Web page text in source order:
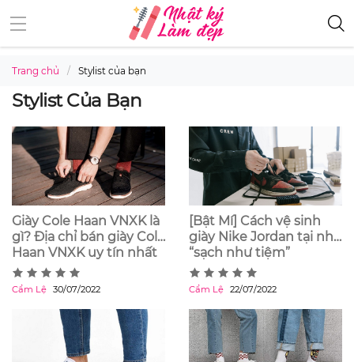
Trang chủ Stylist của bạn
Stylist Của Bạn
Giày Cole Haan VNXK là
gì? Địa chỉ bán giày Cole
Haan VNXK uy tín nhất
Cẩm Lệ 30/07/2022
[Bật Mí] Cách vệ sinh
giày Nike Jordan tại nhà
“sạch như tiệm”
Cẩm Lệ 22/07/2022